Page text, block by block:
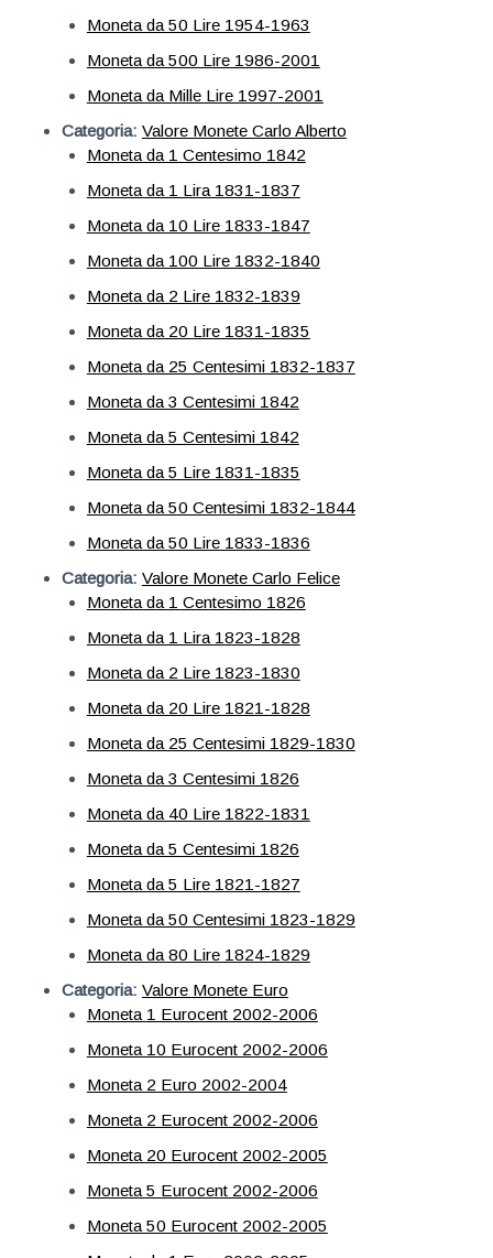
Moneta da 50 Lire 1954-1963
Moneta da 500 Lire 1986-2001
Moneta da Mille Lire 1997-2001
Categoria: Valore Monete Carlo Alberto
Moneta da 1 Centesimo 1842
Moneta da 1 Lira 1831-1837
Moneta da 10 Lire 1833-1847
Moneta da 100 Lire 1832-1840
Moneta da 2 Lire 1832-1839
Moneta da 20 Lire 1831-1835
Moneta da 25 Centesimi 1832-1837
Moneta da 3 Centesimi 1842
Moneta da 5 Centesimi 1842
Moneta da 5 Lire 1831-1835
Moneta da 50 Centesimi 1832-1844
Moneta da 50 Lire 1833-1836
Categoria: Valore Monete Carlo Felice
Moneta da 1 Centesimo 1826
Moneta da 1 Lira 1823-1828
Moneta da 2 Lire 1823-1830
Moneta da 20 Lire 1821-1828
Moneta da 25 Centesimi 1829-1830
Moneta da 3 Centesimi 1826
Moneta da 40 Lire 1822-1831
Moneta da 5 Centesimi 1826
Moneta da 5 Lire 1821-1827
Moneta da 50 Centesimi 1823-1829
Moneta da 80 Lire 1824-1829
Categoria: Valore Monete Euro
Moneta 1 Eurocent 2002-2006
Moneta 10 Eurocent 2002-2006
Moneta 2 Euro 2002-2004
Moneta 2 Eurocent 2002-2006
Moneta 20 Eurocent 2002-2005
Moneta 5 Eurocent 2002-2006
Moneta 50 Eurocent 2002-2005